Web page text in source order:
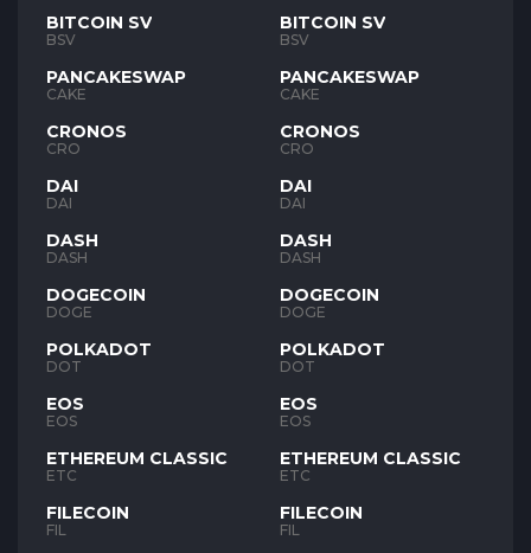
BITCOIN SV
BSV
PANCAKESWAP
CAKE
CRONOS
CRO
DAI
DAI
DASH
DASH
DOGECOIN
DOGE
POLKADOT
DOT
EOS
EOS
ETHEREUM CLASSIC
ETC
FILECOIN
FIL
BITCOIN SV
BSV
PANCAKESWAP
CAKE
CRONOS
CRO
DAI
DAI
DASH
DASH
DOGECOIN
DOGE
POLKADOT
DOT
EOS
EOS
ETHEREUM CLASSIC
ETC
FILECOIN
FIL